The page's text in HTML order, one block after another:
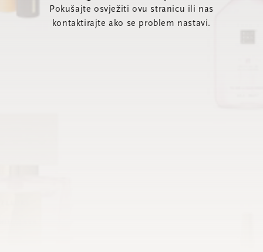
Pokušajte osvježiti ovu stranicu ili nas
kontaktirajte ako se problem nastavi.